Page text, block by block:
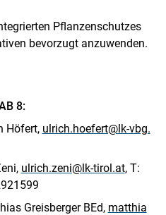
Pflanzenschutzes
bevorzugt anzuwenden.
8:
Höfert, ulrich.hoefert@lk-vbg.
ulrich.zeni@lk-tirol.at, T:
Greisberger BEd, matthia